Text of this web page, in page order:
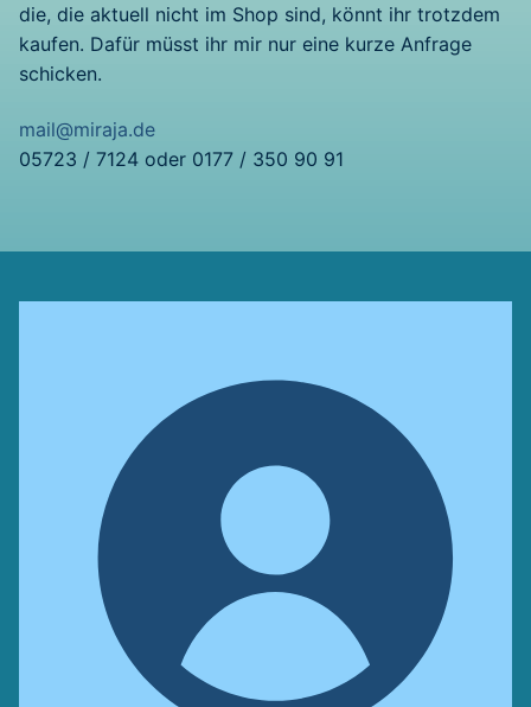
die, die aktuell nicht im Shop sind, könnt ihr trotzdem
kaufen. Dafür müsst ihr mir nur eine kurze Anfrage
schicken.
mail@miraja.de
05723 / 7124 oder 0177 / 350 90 91